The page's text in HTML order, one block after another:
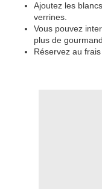
Ajoutez les
verrines.
Vous pouvez
plus de
Réservez au